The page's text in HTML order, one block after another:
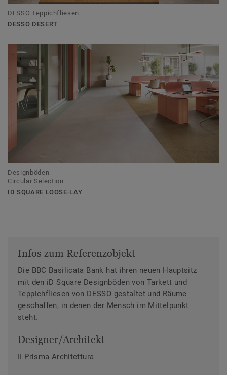
DESSO Teppichfliesen
DESSO DESERT
Designböden
Circular Selection
ID SQUARE LOOSE-LAY
Infos zum Referenzobjekt
Die BBC Basilicata Bank hat ihren neuen Hauptsitz
mit den iD Square Designböden von Tarkett und
Teppichfliesen von DESSO gestaltet und Räume
geschaffen, in denen der Mensch im Mittelpunkt
steht.
Designer/Architekt
II Prisma Architettura